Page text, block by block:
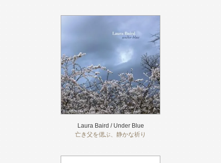
Laura Baird / Under Blue
亡き父を偲ぶ、静かな祈り